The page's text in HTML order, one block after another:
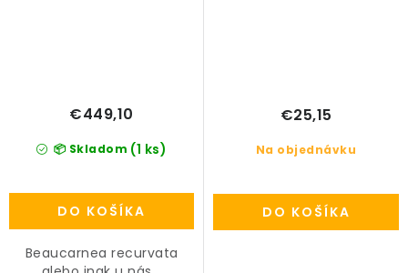
📦 Skladom (1 ks)
€449,10
DO KOŠÍKA
Beaucarnea recurvata
Na objednávku
€25,15
DO KOŠÍKA